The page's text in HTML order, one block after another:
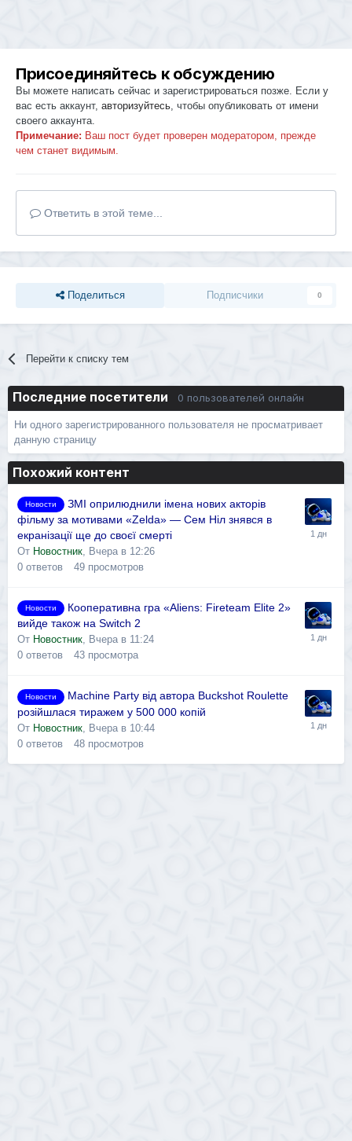
Присоединяйтесь к обсуждению
Вы можете написать сейчас и зарегистрироваться позже. Если у
вас есть аккаунт, авторизуйтесь , чтобы опубликовать от имени
своего аккаунта.
Примечание: Ваш пост будет проверен модератором, прежде
чем станет видимым.
Ответить в этой теме...
Поделиться Подписчики 0
Перейти к списку тем
Последние посетители 0 пользователей онлайн
Ни одного зарегистрированного пользователя не просматривает
данную страницу
Похожий контент
Новости
ЗМІ оприлюднили імена нових акторів
фільму за мотивами «Zelda» — Сем Ніл знявся в
екранізації ще до своєї смерті
От Новостник
Вчера в 12:26
0 ответов 49 просмотров
Новости
Кооперативна гра «Aliens: Fireteam Elite 2»
вийде також на Switch 2
От Новостник, Вчера в 11:24
0 ответов 43 просмотра
Новости
Machine Party від автора Buckshot Roulette
розійшлася тиражем у 500 000 копій
От Новостник Вчера в 10:44
0 ответов 48 просмотров